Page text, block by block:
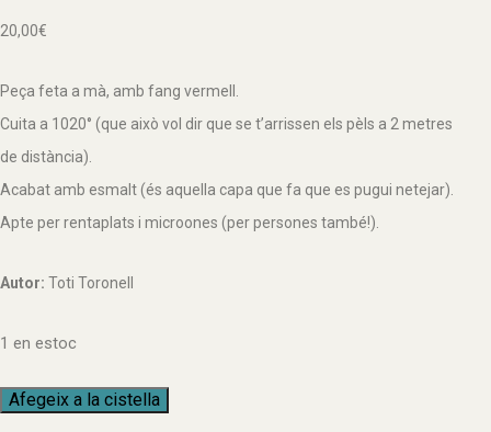
20,00€
Peça feta a mà, amb fang vermell.
Cuita a 1020° (que això vol dir que se t’arrissen els pèls a 2 metres
de distància).
Acabat amb esmalt (és aquella capa que fa que es pugui netejar).
Apte per rentaplats i microones (per persones també!).
Autor: Toti Toronell
1 en estoc
quantitat
de
Afegeix a la cistella